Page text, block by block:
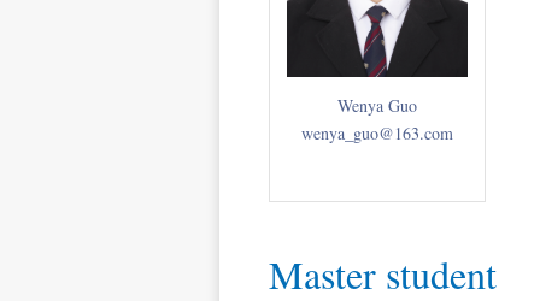
Wenya Guo
wenya_guo@163.com
Master student